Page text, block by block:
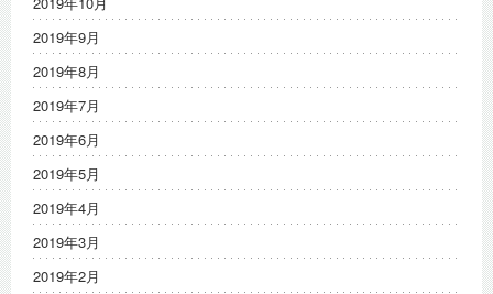
2019年9月
2019年8月
2019年7月
2019年6月
2019年5月
2019年4月
2019年3月
2019年2月